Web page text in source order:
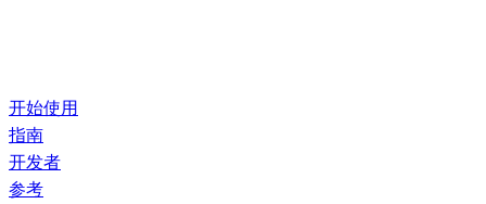
开始使用
指南
开发者
参考